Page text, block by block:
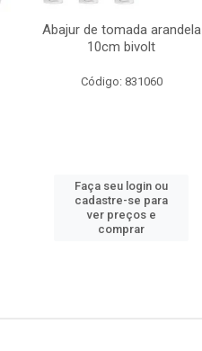
Abajur de tomada arandela
10cm bivolt
Código: 831060
Faça seu login ou
cadastre-se para
ver preços e
comprar